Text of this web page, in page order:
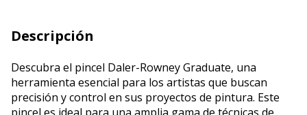
Descripción
Descubra el pincel Daler-Rowney Graduate, una
herramienta esencial para los artistas que buscan
precisión y control en sus proyectos de pintura. Este